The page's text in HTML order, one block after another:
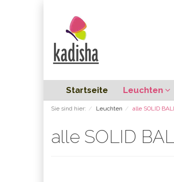
Startseite Leuchten
Sie sind hier: Leuchten alle SOLID
alle SOLID